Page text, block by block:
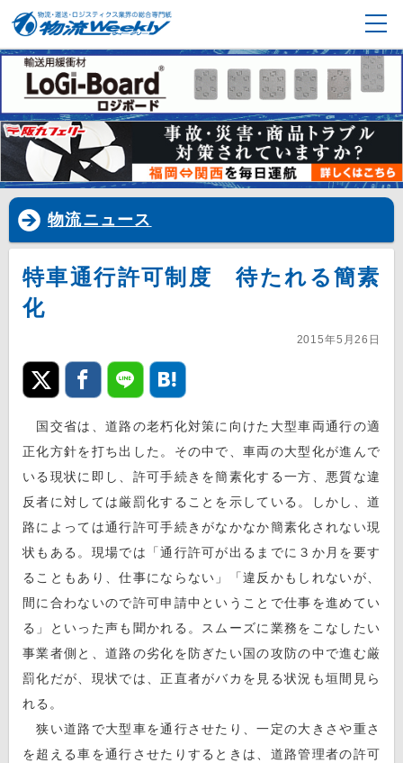
物流ニュース
特車通行許可制度 待たれる簡素
化
2015年5月26日
国交省は、道路の老朽化対策に向けた大型車両通行の適
正化方針を打ち出した。その中で、車両の大型化が進んで
いる現状に即し、許可手続きを簡素化する一方、悪質な違
反者に対しては厳罰化することを示している。しかし、道
路によっては通行許可手続きがなかなか簡素化されない現
状もある。現場では「通行許可が出るまでに３か月を要す
ることもあり、仕事にならない」「違反かもしれないが、
間に合わないので許可申請中ということで仕事を進めてい
る」といった声も聞かれる。スムーズに業務をこなしたい
事業者側と、道路の劣化を防ぎたい国の攻防の中で進む厳
罰化だが、現状では、正直者がバカを見る状況も垣間見ら
れる。
狭い道路で大型車を通行させたり、一定の大きさや重さ
を超える車を通行させたりするときは、道路管理者の許可